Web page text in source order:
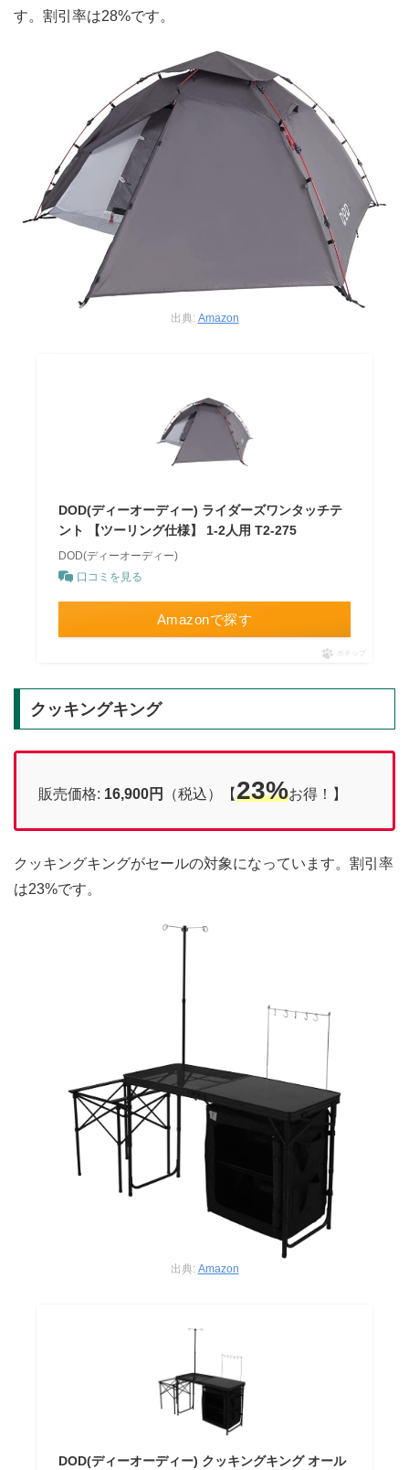
す。割引率は28%です。
出典: Amazon
DOD(ディーオーディー) ライダーズワンタッチテ
ント 【ツーリング仕様】 1-2人用 T2-275
DOD(ディーオーディー)
口コミを見る
Amazonで探す
ポチップ
クッキングキング
販売価格: 16,900円 （税込）【23%お得！】
クッキングキングがセールの対象になっています。割引率
は23%です。
出典: Amazon
DOD(ディーオーディー) クッキングキング オール